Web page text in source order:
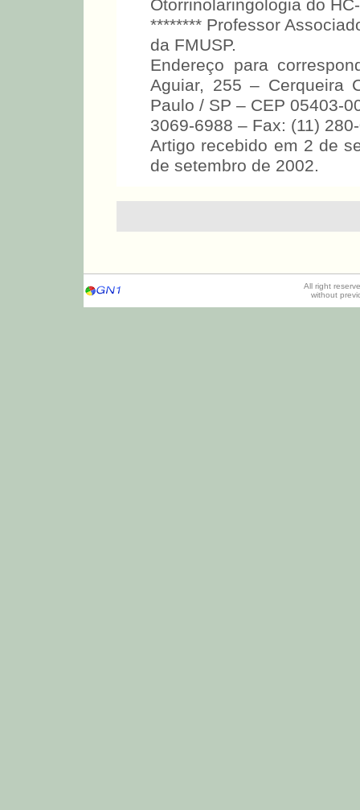
Otorrinolaringologia do
******** Professor
da FMUSP.
Endereço para
Aguiar, 255 – Cerqueira
Paulo / SP – CEP 05403-
3069-6988 – Fax: (11)
Artigo recebido em 2 de
de setembro de 2002.
All right
without